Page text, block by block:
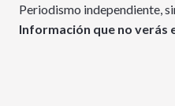
Periodismo independiente,
Información que no verás